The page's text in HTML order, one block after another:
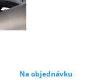
Na objednávku